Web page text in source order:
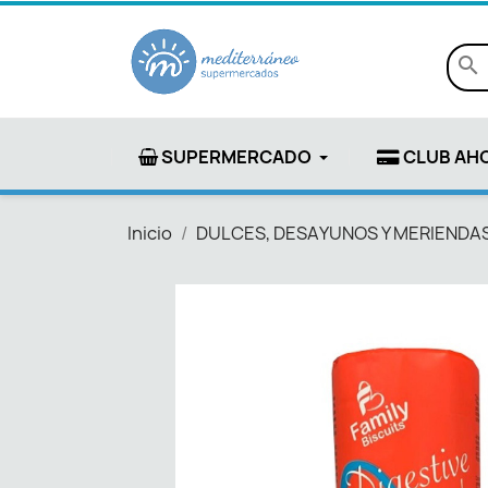
search
SUPERMERCADO CLUB
Inicio DULCES, DESAYUNOS Y